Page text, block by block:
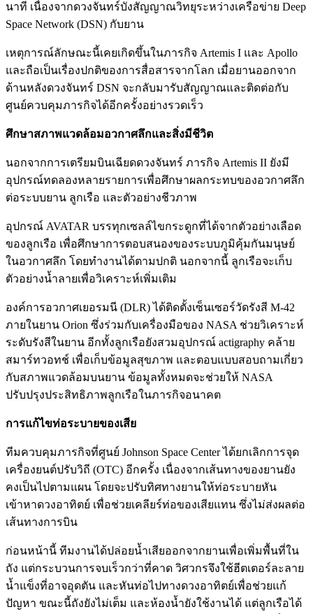
นาที เนื่องจากดวงจันทร์บังสัญญาณวิทยุระหว่างเครือข่าย Deep
Space Network (DSN) กับยาน
เหตุการณ์ลักษณะนี้เคยเกิดขึ้นในภารกิจ Artemis I และ Apollo
และถือเป็นเรื่องปกติของการสื่อสารจากโลก เมื่อยานออกจาก
ด้านหลังดวงจันทร์ DSN จะกลับมารับสัญญาณและติดต่อกับ
ศูนย์ควบคุมภารกิจได้อีกครั้งอย่างรวดเร็ว
ศึกษาสภาพแวดล้อมอวกาศลึกและสิ่งมีชีวิต
นอกจากการเตรียมบินเฉียดดวงจันทร์ ภารกิจ Artemis II ยังมี
อุปกรณ์ทดลองหลายรายการเพื่อศึกษาผลกระทบของอวกาศลึก
ต่อระบบยาน ลูกเรือ และตัวอย่างชีวภาพ
อุปกรณ์ AVATAR บรรทุกเซลล์ไขกระดูกที่ได้จากตัวอย่างเลือด
ของลูกเรือ เพื่อศึกษาการตอบสนองของระบบภูมิคุ้มกันมนุษย์
ในอวกาศลึก โดยทำงานได้ตามปกติ นอกจากนี้ ลูกเรือจะเก็บ
ตัวอย่างน้ำลายเพื่อวิเคราะห์เพิ่มเติม
องค์การอวกาศเยอรมนี (DLR) ได้ติดตั้งเซ็นเซอร์วัดรังสี M-42
ภายในยาน Orion ซึ่งร่วมกับเครื่องมือของ NASA ช่วยวิเคราะห์
ระดับรังสีในยาน อีกทั้งลูกเรือยังสวมอุปกรณ์ actigraphy คล้าย
สมาร์ทวอทช์ เพื่อเก็บข้อมูลสุขภาพ และตอบแบบสอบถามเกี่ยว
กับสภาพแวดล้อมบนยาน ข้อมูลทั้งหมดจะช่วยให้ NASA
ปรับปรุงประสิทธิภาพลูกเรือในภารกิจอนาคต
การแก้ไขท่อระบายของเสีย
ทีมควบคุมภารกิจที่ศูนย์ Johnson Space Center ได้ยกเลิกการจุด
เครื่องยนต์ปรับวิถี (OTC) อีกครั้ง เนื่องจากเส้นทางของยานยัง
คงเป็นไปตามแผน โดยจะปรับทิศทางยานให้ท่อระบายหัน
เข้าหาดวงอาทิตย์ เพื่อช่วยเคลียร์ท่อของเสียแทน ซึ่งไม่ส่งผลต่อ
เส้นทางการบิน
ก่อนหน้านี้ ทีมงานได้ปล่อยน้ำเสียออกจากยานเพื่อเพิ่มพื้นที่ใน
ถัง แต่กระบวนการจบเร็วกว่าที่คาด วิศวกรจึงใช้ฮีตเตอร์ละลาย
น้ำแข็งที่อาจอุดตัน และหันท่อไปทางดวงอาทิตย์เพื่อช่วยแก้
ปัญหา ขณะนี้ถังยังไม่เต็ม และห้องน้ำยังใช้งานได้ แต่ลูกเรือได้